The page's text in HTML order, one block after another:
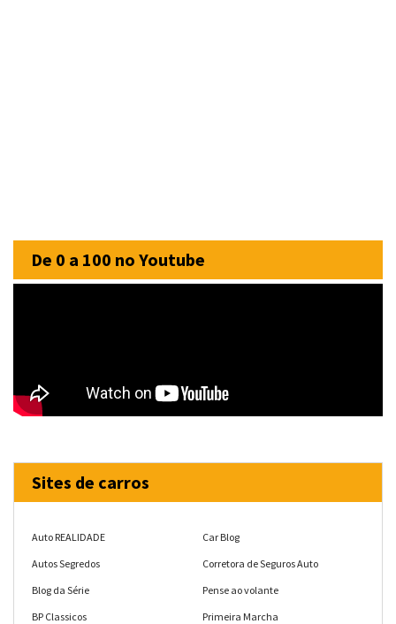
De 0 a 100 no Youtube
Sites de carros
Auto REALIDADE
Autos Segredos
Blog da Série
BP Classicos
Car Blog
Corretora de Seguros Auto
Pense ao volante
Primeira Marcha